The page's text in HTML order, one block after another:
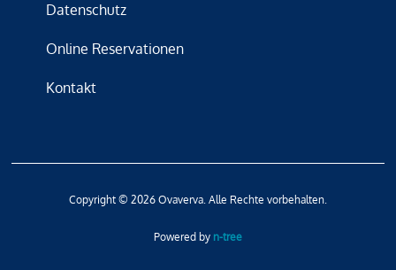
Datenschutz
Online Reservationen
Kontakt
Copyright © 2026 Ovaverva. Alle Rechte vorbehalten.
Powered by n-tree